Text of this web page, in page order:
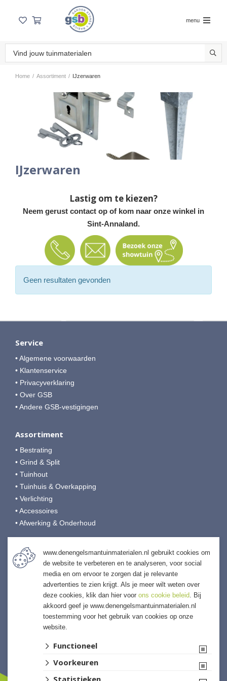
menu
Home / Assortiment / IJzerwaren
IJzerwaren
Lastig om te kiezen?
Neem gerust contact op of kom naar onze winkel in
Sint-Annaland.
Geen resultaten gevonden
Service
• Algemene voorwaarden
• Klantenservice
• Privacyverklaring
• Over GSB
• Andere GSB-vestigingen
Assortiment
• Bestrating
• Grind & Split
• Tuinhout
• Tuinhuis & Overkapping
• Verlichting
• Accessoires
• Afwerking & Onderhoud
Den Engelsman Tuinmaterialen
Veilingweg 9
4697 RB Sint-Annaland
0166-653190
info@denengelsmansierbestrating.nl
denengelsmantuinmaterialen.nl
www.denengelsmantuinmaterialen.nl gebruikt cookies om
de website te verbeteren en te analyseren, voor social
media en om ervoor te zorgen dat je relevante
advertenties te zien krijgt. Als je meer wilt weten over
deze cookies, klik dan hier voor ons cookie beleid. Bij
akkoord geef je www.denengelsmantuinmaterialen.nl
toestemming voor het gebruik van cookies op onze
website.
Functioneel
Voorkeuren
Statistieken